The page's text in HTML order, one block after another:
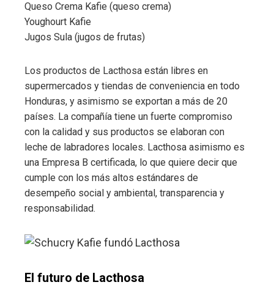
Queso Crema Kafie (queso crema)
Youghourt Kafie
Jugos Sula (jugos de frutas)
Los productos de Lacthosa están libres en
supermercados y tiendas de conveniencia en todo
Honduras, y asimismo se exportan a más de 20
países. La compañía tiene un fuerte compromiso
con la calidad y sus productos se elaboran con
leche de labradores locales. Lacthosa asimismo es
una Empresa B certificada, lo que quiere decir que
cumple con los más altos estándares de
desempeño social y ambiental, transparencia y
responsabilidad.
El futuro de Lacthosa